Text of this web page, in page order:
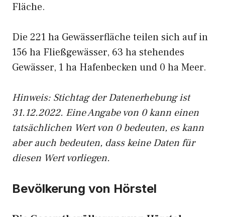
Fläche.
Die 221 ha Gewässerfläche teilen sich auf in
156 ha Fließgewässer, 63 ha stehendes
Gewässer, 1 ha Hafenbecken und 0 ha Meer.
Hinweis: Stichtag der Datenerhebung ist
31.12.2022. Eine Angabe von 0 kann einen
tatsächlichen Wert von 0 bedeuten, es kann
aber auch bedeuten, dass keine Daten für
diesen Wert vorliegen.
Bevölkerung von Hörstel